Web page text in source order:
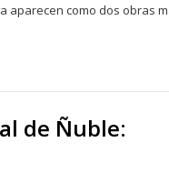
aparecen como dos obras
de Ñuble: